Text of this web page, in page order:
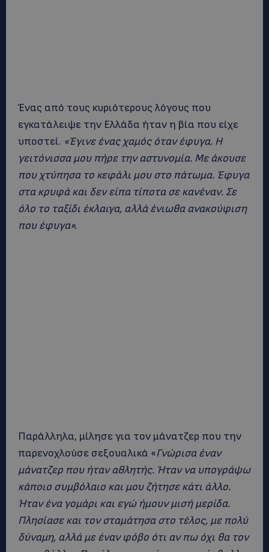
Ένας από τους κυριότερους λόγους που
εγκατάλειψε την Ελλάδα ήταν η βία που είχε
υποστεί. «Έγινε ένας χαμός όταν έφυγα. Η
γειτόνισσα μου πήρε την αστυνομία. Με άκουσε
που χτύπησα το κεφάλι μου στο πάτωμα. Έφυγα
στα κρυφά και δεν είπα τίποτα σε κανέναν. Σε
όλο το ταξίδι έκλαιγα, αλλά ένιωθα ανακούφιση
που έφυγα».
Παράλληλα, μίλησε για τον μάνατζερ που την
παρενοχλούσε σεξουαλικά «Γνώρισα έναν
μάνατζερ που ήταν αθλητής. Ήταν να υπογράψω
κάποιο συμβόλαιο και μου ζήτησε κάτι άλλο.
Ήταν ένα γομάρι και εγώ ήμουν μισή μερίδα.
Πλησίασε και τον σταμάτησα στο τέλος, με πολύ
δύναμη, αλλά με έναν φόβο ότι αν πω όχι θα τον